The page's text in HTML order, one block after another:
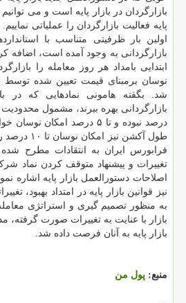
بازارگردان در بازار پایه است و می
پایه فعالیت بازارگردان را عملیاتی
اولین بار ظرفیتی متناسب با
بازارگردانی به وجود آمده است،
ابتدایی بامداد هر روز معامله را
نوسان برمبنای قیمت تعیین شده توسط
شد. بگفته هامونی نمادهایی كه در
درصد نبوده و تا ۵ درصد امكان
طول آكشن
فرابورس ایران به انتقادات مطرح
تغییرات و پیشنهاد متوقف كردن نماد
اصلاحات دستورالعمل بازار پایه اشاره
نیز قوانین بازار پایه در امتداد بهبود،
به منظور تصمیم گیری و استراتژی
بازار با عنایت به تغییرات صورت گرفته،
بازار پایه به آنان فرصت داده شد.
منبع: پول من